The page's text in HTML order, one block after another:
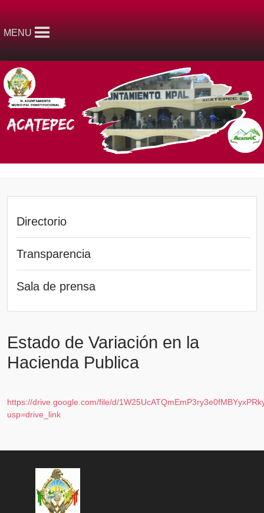
MENU
Directorio
Transparencia
Sala de prensa
Estado de Variación en la
Hacienda Publica
https://drive.google.com/file/d/
usp=drive_link